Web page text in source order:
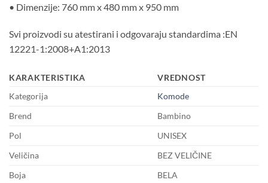
• Dimenzije: 760 mm x 480 mm x 950 mm
Svi proizvodi su atestirani i odgovaraju standardima :EN
12221-1:2008+A1:2013
KARAKTERISTIKA
VREDNOST
Kategorija
Komode
Brend
Bambino
Pol
UNISEX
Veličina
BEZ VELIČINE
Boja
BELA